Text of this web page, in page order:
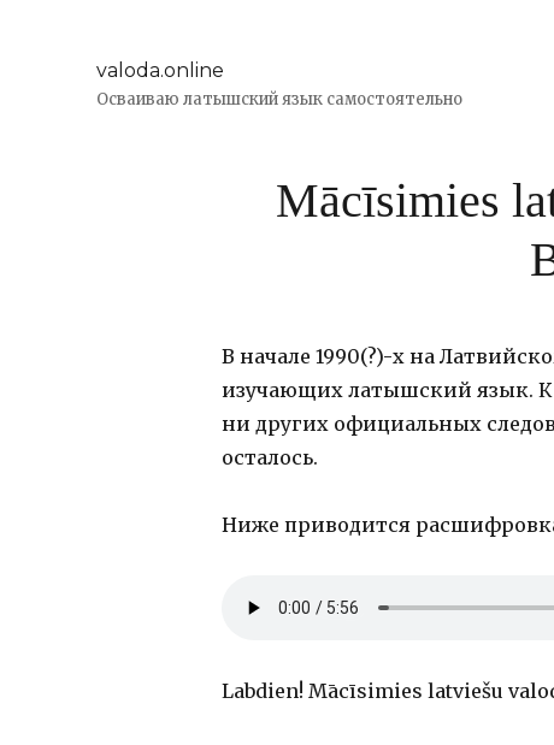
valoda.online
Осваиваю латышский язык самостоятельно
Mācīsimies
В начале 1990(?)-х на
изучающих латышский язык.
ни других официальных
осталось.
Ниже приводится
Labdien! Mācīsimies latviešu